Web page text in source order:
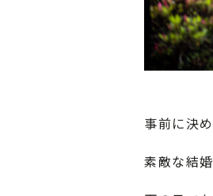
事前に決
素敵な結